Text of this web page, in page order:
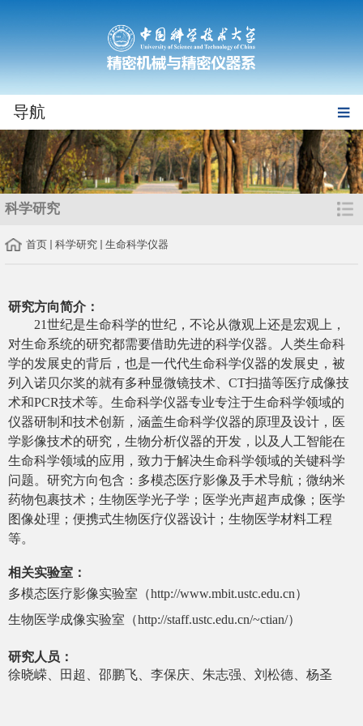
导航
科学研究
首页 科学研究 生命科学仪器
研究方向简介：
21世纪是生命科学的世纪，不论从微观上还是宏观上，
对生命系统的研究都需要借助先进的科学仪器。人类生命科
学的发展史的背后，也是一代代生命科学仪器的发展史，被
列入诺贝尔奖的就有多种显微镜技术、 CT扫描等医疗成像技
术和PCR技术等。生命科学仪器专业专注于生命科学领域的
仪器研制和技术创新，涵盖生命科学仪器的原理及设计，医
学影像技术的研究，生物分析仪器的开发，以及人工智能在
生命科学领域的应用，致力于解决生命科学领域的关键科学
问题。研究方向包含： 多模态医疗影像及手术导航；微纳米
药物包裹技术；生物医学光子学；医学光声超声成像；医学
图像处理；便携式生物医疗仪器设计；生物医学材料工程
等。
相关实验室：
多模态医疗影像实验室（http://www.mbit.ustc.edu.cn）
生物医学成像实验室（http://staff.ustc.edu.cn/~ctian/）
研究人员：
徐晓嵘、田超、邵鹏飞、李保庆、朱志强、刘松德、杨圣